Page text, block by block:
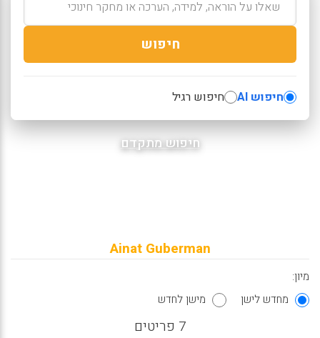
חיפוש
חיפוש AI חיפוש רגיל
חיפוש מתקדם
Ainat Guberman
מיון:
מחדש לישן
מישן לחדש
7 פריטים